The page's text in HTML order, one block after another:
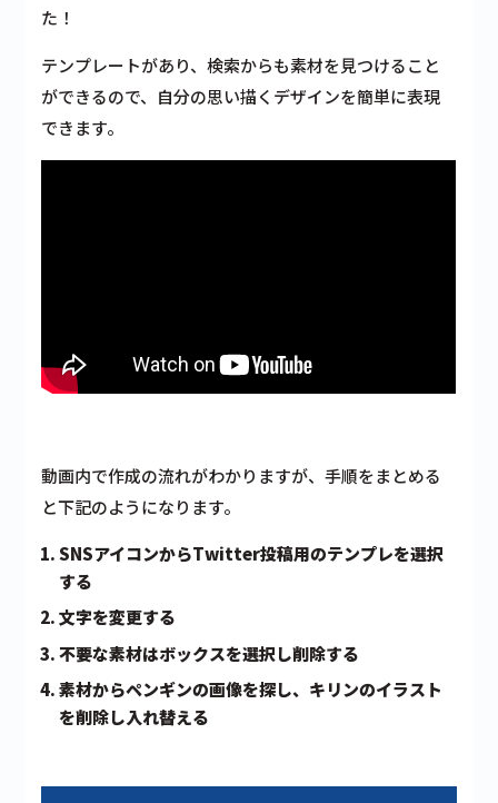
た！
テンプレートがあり、検索からも素材を見つけること
ができるので、自分の思い描くデザインを簡単に表現
できます。
動画内で作成の流れがわかりますが、手順をまとめる
と下記のようになります。
SNSアイコンからTwitter投稿用のテンプレを選択
する
文字を変更する
不要な素材はボックスを選択し削除する
素材からペンギンの画像を探し、キリンのイラスト
を削除し入れ替える